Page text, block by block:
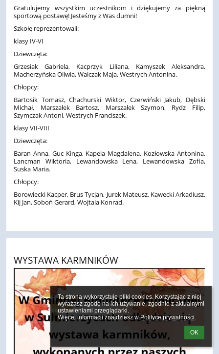
Ta strona wykorzystuje pliki cookies. Korzystając z niej
wyrażasz zgodę na ich używanie, zgodnie z aktualnymi
ustawieniami przeglądarki.
Więcej informacji znajdziesz w Polityce prywatności.
OK
Gratulujemy wszystkim uczestnikom i dziękujemy za piękną
sportową postawę! Jesteśmy z Was dumni!
Szkołę reprezentowali:
klasy IV-VI
Dziewczęta:
Grzesiak Gabriela, Kacprzyk Liliana, Kamyszek Aleksandra,
Macherzyńska Oliwia, Walczak Maja, Westrych Antonina.
Chłopcy:
Bartosik Tomasz, Chachurski Wiktor, Czerwiński Jakub, Dębski
Michał, Marszałek Bartosz, Marszałek Szymon, Rydz Filip,
Szymczak Antoni, Westrych Franciszek.
klasy VII-VIII
Dziewczęta:
Baran Anna, Guc Kinga, Kapela Magdalena, Kozłowska Antonina,
Lancman Wiktoria, Lewandowska Lena, Lewandowska Zofia,
Suska Maria.
Chłopcy:
Borowiecki Kacper, Brus Tycjan, Jurek Mateusz, Kawecki Arkadiusz,
Kij Jan, Soboń Gerard, Wojtala Konrad.
WYSTAWA KARMNIKÓW